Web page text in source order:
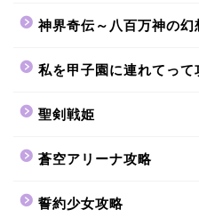
神界奇伝～八百万神の幻
私を甲子園に連れてって
聖剣戦姫
蒼空アリーナ攻略
誓約少女攻略